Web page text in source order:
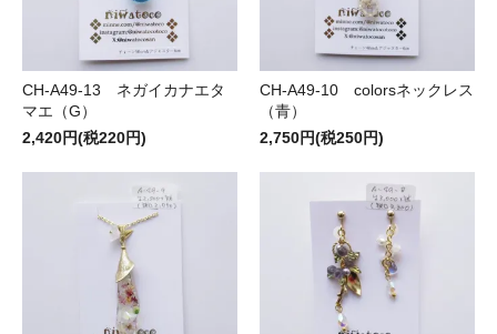
CH-A49-13 ネガイカナエタ
マエ（G）
2,420円(税220円)
CH-A49-10 colorsネックレス
（青）
2,750円(税250円)